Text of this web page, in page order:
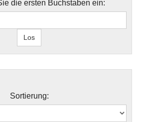
die ersten Buchstaben ein:
Sortierung: